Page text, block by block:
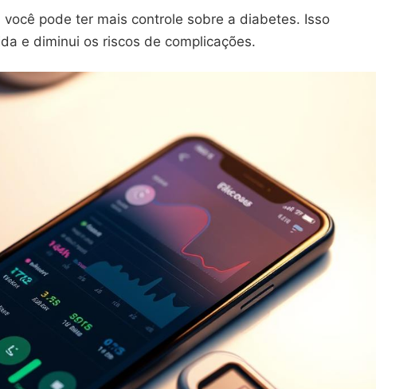
pode ter mais controle sobre a diabetes. Isso
e diminui os riscos de complicações.